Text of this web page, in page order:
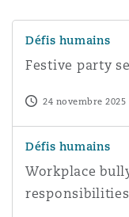
Défis humains
Festive party
24 novembre 2025
Défis humains
Workplace
responsibilities